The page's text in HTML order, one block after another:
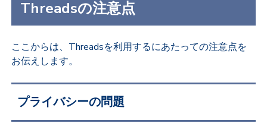
Threadsの注意点
ここからは、Threadsを利用するにあたっての注意点を
お伝えします。
プライバシーの問題